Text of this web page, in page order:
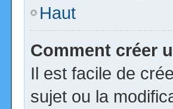
Haut
Comment créer
Il est facile de
sujet ou la